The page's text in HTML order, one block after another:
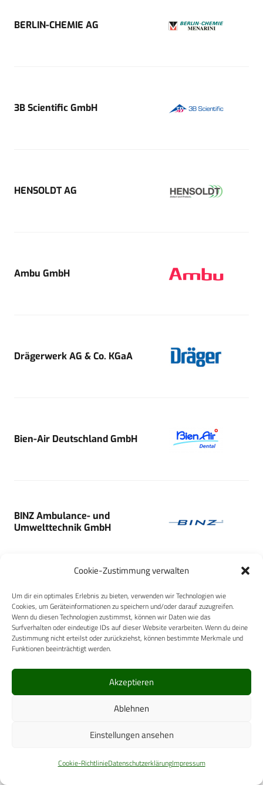
Cookie-Zustimmung verwalten
Um dir ein optimales Erlebnis zu bieten, verwenden wir Technologien wie
Cookies, um Geräteinformationen zu speichern und/oder darauf zuzugreifen.
Wenn du diesen Technologien zustimmst, können wir Daten wie das
Surfverhalten oder eindeutige IDs auf dieser Website verarbeiten. Wenn du deine
Zustimmung nicht erteilst oder zurückziehst, können bestimmte Merkmale und
Funktionen beeinträchtigt werden.
Akzeptieren
Ablehnen
Einstellungen ansehen
Cookie-RichtlinieDatenschutzerklärungImpressum
BERLIN-CHEMIE AG
3B Scientific GmbH
HENSOLDT AG
Ambu GmbH
Drägerwerk AG & Co. KGaA
Bien-Air Deutschland GmbH
BINZ Ambulance- und
Umwelttechnik GmbH
WEHRMEDIZIN &
WEHRPHARMAZIE
AbbVie Deutschland GmbH &
Co. KG
Homviora GmbH & Co. KG